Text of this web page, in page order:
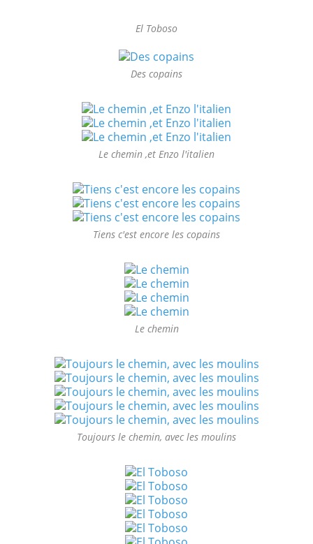
El Toboso
Des copains
Le chemin ,et Enzo l'italien
Tiens c'est encore les copains
Le chemin
Toujours le chemin, avec les moulins